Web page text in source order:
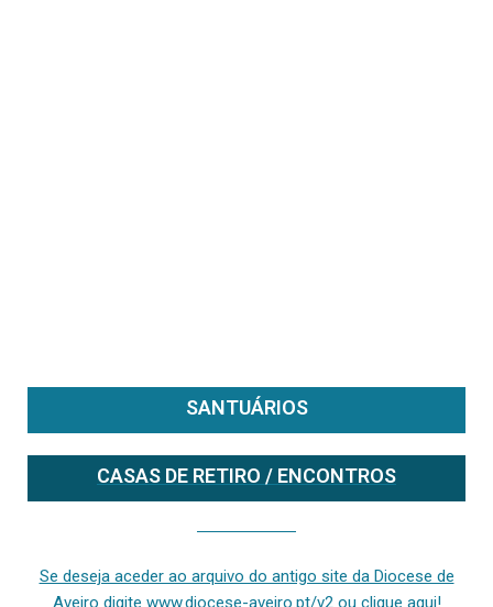
SANTUÁRIOS
CASAS DE RETIRO / ENCONTROS
Se deseja aceder ao arquivo do antigo site da Diocese de
Aveiro digite www.diocese-aveiro.pt/v2 ou clique aqui!